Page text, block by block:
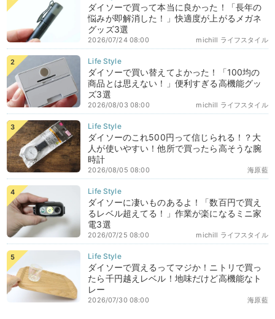
ダイソーで買って本当に良かった！「長年の
悩みが即解消した！」快適度が上がるメガネ
グッズ3選
michill ライフスタイル
2026/07/24 08:00
ダイソーで買い替えてよかった！「100均の
商品とは思えない！」便利すぎる高機能グッ
ズ3選
michill ライフスタイル
2026/08/03 08:00
ダイソーのこれ500円って信じられる！？大
人が使いやすい！他所で買ったら高そうな腕
時計
海原藍
2026/08/05 08:00
ダイソーに凄いものあるよ！「数百円で買え
るレベル超えてる！」作業が楽になるミニ家
電3選
michill ライフスタイル
2026/07/25 08:00
ダイソーで買えるってマジか！ニトリで買っ
たら千円越えレベル！地味だけど高機能なト
レー
海原藍
2026/07/30 08:00